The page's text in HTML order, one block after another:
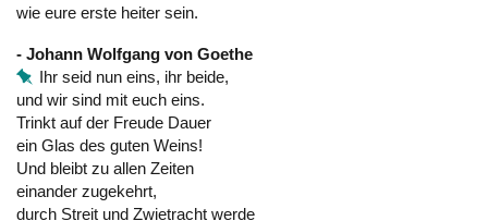
wie eure erste heiter sein.
- Johann Wolfgang von Goethe
Ihr seid nun eins, ihr beide,
und wir sind mit euch eins.
Trinkt auf der Freude Dauer
ein Glas des guten Weins!
Und bleibt zu allen Zeiten
einander zugekehrt,
durch Streit und Zwietracht werde